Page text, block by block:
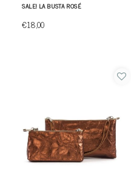
SALE! LA BUSTA ROSÉ
€18,00